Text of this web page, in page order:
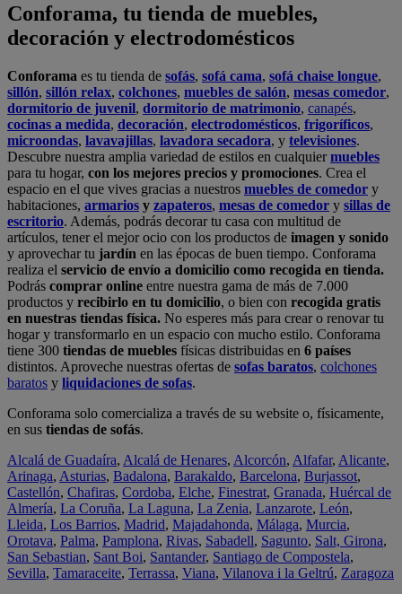
Conforama, tu tienda de muebles,
decoración y electrodomésticos
Conforama es tu tienda de sofás, sofá cama, sofá chaise longue,
sillón, sillón relax, colchones, muebles de salón, mesas comedor,
dormitorio de juvenil, dormitorio de matrimonio, canapés,
cocinas a medida, decoración, electrodomésticos, frigoríficos,
microondas, lavavajillas, lavadora secadora, y televisiones.
Descubre nuestra amplia variedad de estilos en cualquiermuebles
para tu hogar, con los mejores precios y promociones. Crea el
espacio en el que vives gracias a nuestros muebles de comedor y
habitaciones, armarios y zapateros, mesas de comedor y sillas de
escritorio. Además, podrás decorar tu casa con multitud de
artículos, tener el mejor ocio con los productos de imagen y sonido
y aprovechar tu jardín en las épocas de buen tiempo. Conforama
realiza el servicio de envío a domicilio como recogida en tienda.
Podrás comprar online entre nuestra gama de más de 7.000
productos y recibirlo en tu domicilio, o bien con recogida gratis
en nuestras tiendas física. No esperes más para crear o renovar tu
hogar y transformarlo en un espacio con mucho estilo. Conforama
tiene 300 tiendas de muebles físicas distribuidas en 6 países
distintos. Aproveche nuestras ofertas de sofas baratos, colchones
baratos y liquidaciones de sofas.
Conforama solo comercializa a través de su website o, físicamente,
en sus tiendas de sofás.
Alcalá de Guadaíra, Alcalá de Henares, Alcorcón, Alfafar, Alicante,
Arinaga, Asturias, Badalona, Barakaldo, Barcelona, Burjassot,
Castellón, Chafiras, Cordoba, Elche, Finestrat, Granada, Huércal de
Almería, La Coruña, La Laguna, La Zenia, Lanzarote, León,
Lleida, Los Barrios, Madrid, Majadahonda, Málaga, Murcia,
Orotava, Palma, Pamplona, Rivas, Sabadell, Sagunto, Salt, Girona,
San Sebastian, Sant Boi, Santander, Santiago de Compostela,
Sevilla, Tamaraceite, Terrassa, Viana, Vilanova i la Geltrú, Zaragoza